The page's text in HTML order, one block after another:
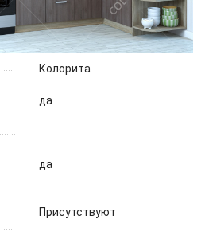
Колорита
да
да
Присутствуют